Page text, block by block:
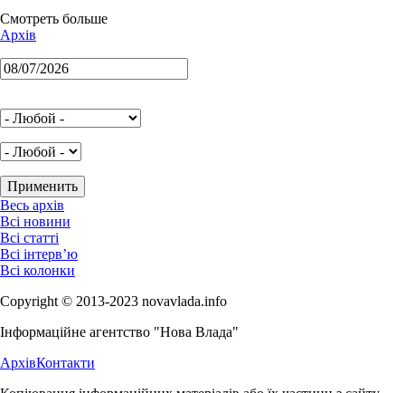
Смотреть больше
Архів
Весь архів
Всі новини
Всі статті
Всі інтерв’ю
Всі колонки
Copyright © 2013-2023 novavlada.info
Інформаційне агентство "Нова Влада"
АрхівКонтакти